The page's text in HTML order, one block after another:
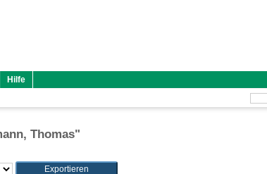
Hilfe
Thomas"